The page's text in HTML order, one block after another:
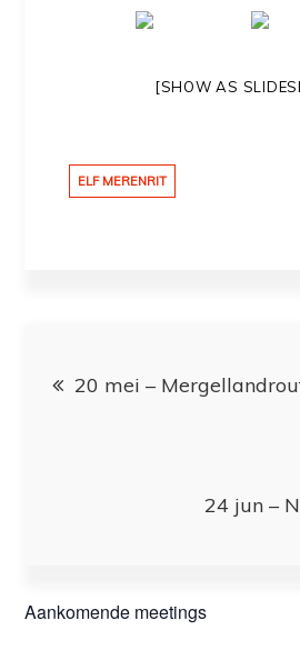
[SHOW AS
ELF MERENRIT
navigatie
20 mei –
24 jun –
Aankomende meetings